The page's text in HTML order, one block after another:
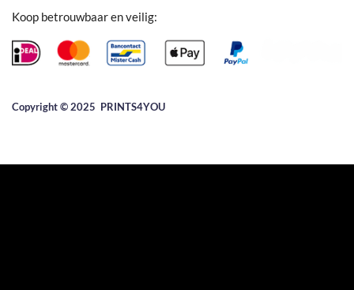
Koop betrouwbaar en veilig:
Copyright © 2025 ​PRINTS4YOU